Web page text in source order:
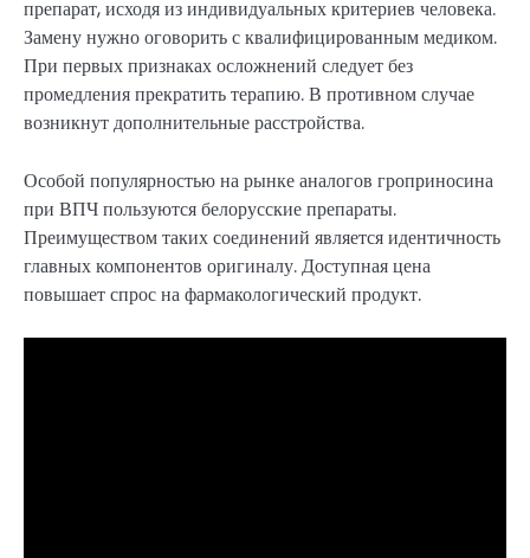
препарат, исходя из индивидуальных критериев человека.
Замену нужно оговорить с квалифицированным медиком.
При первых признаках осложнений следует без
промедления прекратить терапию. В противном случае
возникнут дополнительные расстройства.
Особой популярностью на рынке аналогов гроприносина
при ВПЧ пользуются белорусские препараты.
Преимуществом таких соединений является идентичность
главных компонентов оригиналу. Доступная цена
повышает спрос на фармакологический продукт.